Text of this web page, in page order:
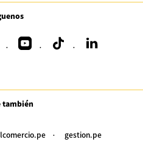
también
gestion.pe